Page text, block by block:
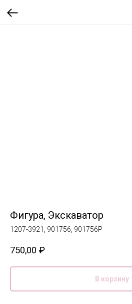
Фигура, Экскаватор
1207-3921, 901756, 901756P
750,00 ₽
В корзину